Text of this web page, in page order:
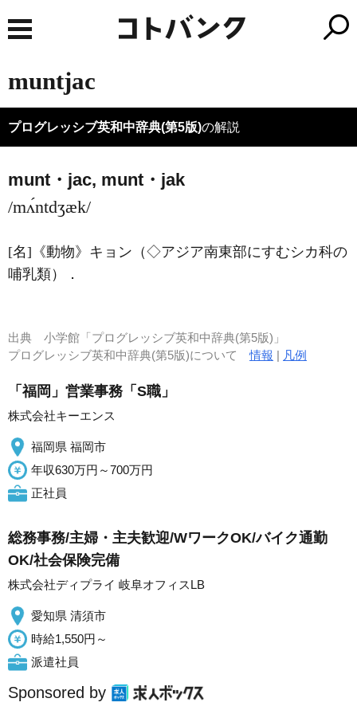
muntjac
プログレッシブ英和中辞典(第5版)の解説
munt・jac, munt・ jak
/mʌ́ntdʒæk/
[名] 《動物》 キョン（◇アジア南東部にすむシカ科の
哺乳類）
．
出典 小学館「プログレッシブ英和中辞典(第5版)」
プログレッシブ英和中辞典(第5版)について情報 | 凡例
「福岡」営業事務「S職」
株式会社キーエンス
福岡県 福岡市
年収630万円～700万円
正社員
総務事務/主婦・主夫歓迎/WワークOK/バイク通勤
OK/社会保険完備
株式会社ディプライ 岐阜オフィスLB
愛知県 清須市
時給1,550円～
派遣社員
Sponsored by